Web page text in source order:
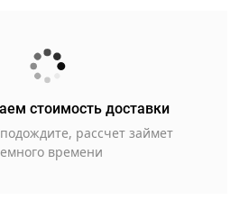
стоимость доставки
рассчет займет
времени